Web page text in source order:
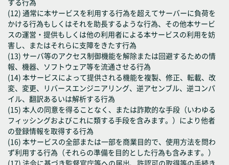
する行為
(12) 通常に本サービスを利用する行為を超えてサーバーに負荷を
かける行為もしくはそれを助長するような行為、その他本サービ
スの運営・提供もしくは他の利用者による本サービスの利用を妨
害し、またはそれらに支障をきたす行為
(13) サーバ等のアクセス制御機能を解除または回避するための情
報、機器、ソフトウェア等を流通させる行為
(14) 本サービスによって提供される機能を複製、修正、転載、改
変、変更、リバースエンジニアリング、逆アセンブル、逆コンパ
イル、翻訳あるいは解析する行為
(15) 本人の同意を得ることなく、または詐欺的な手段（いわゆる
フィッシングおよびこれに類する手段を含みます。）により他者
の登録情報を取得する行為
(16) 本サービスの全部または一部を商業目的で、使用方法を問わ
ず利用する行為（それらの準備を目的とした行為も含みます。）
(17) 法令に基づき監督官庁等への届出、許認可の取得等の手続き